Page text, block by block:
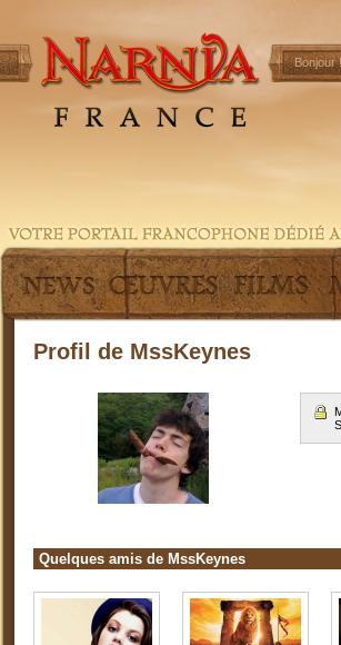
Bonjour
Profil de MssKeynes
Quelques amis de MssKeynes